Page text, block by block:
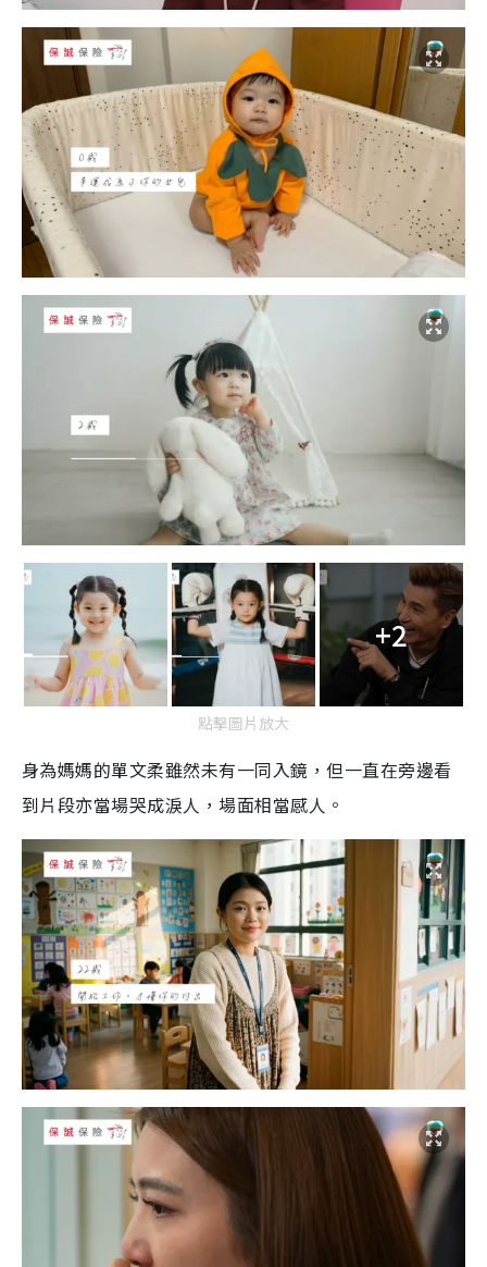
+2
點擊圖片放大
身為媽媽的單文柔雖然未有一同入鏡，但一直在旁邊看
到片段亦當場哭成淚人，場面相當感人。